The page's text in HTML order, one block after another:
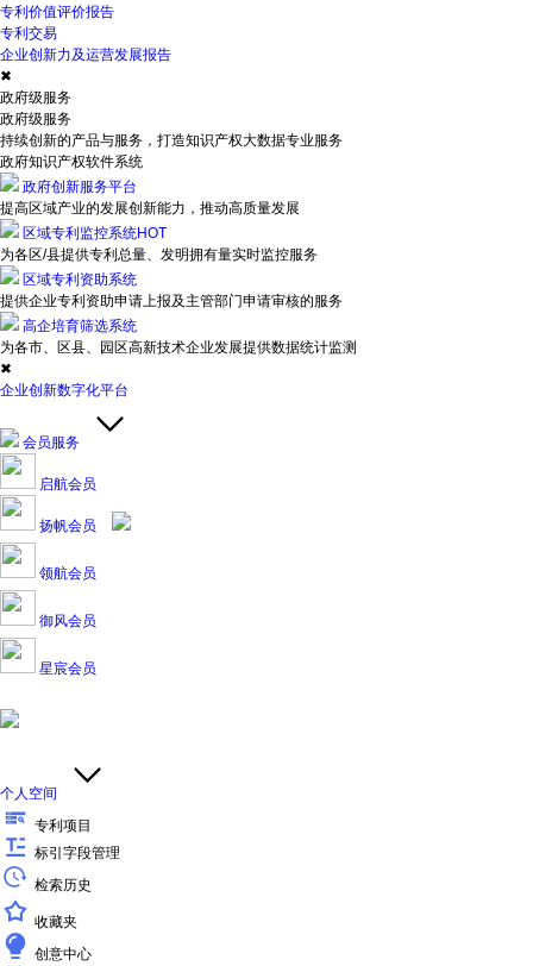
专利价值评价报告
专利交易
企业创新力及运营发展报告
✖
政府级服务
政府级服务
持续创新的产品与服务，打造知识产权大数据专业服务
政府知识产权软件系统
政府创新服务平台
提高区域产业的发展创新能力，推动高质量发展
区域专利监控系统HOT
为各区/县提供专利总量、发明拥有量实时监控服务
区域专利资助系统
提供企业专利资助申请上报及主管部门申请审核的服务
高企培育筛选系统
为各市、区县、园区高新技术企业发展提供数据统计监测
✖
企业创新数字化平台
会员服务
启航会员
扬帆会员
领航会员
御风会员
星宸会员
个人空间
专利项目
标引字段管理
检索历史
收藏夹
创意中心